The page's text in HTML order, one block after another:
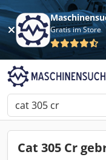
Gratis im Store
Cat 305 Cr